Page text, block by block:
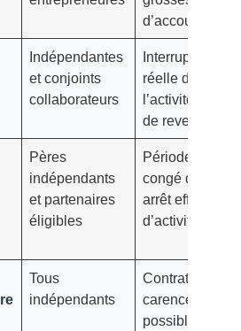
Indépendantes
et conjoints
collaborateurs
Interruption
réelle de
l’activité, seuils
de revenus
Pères
indépendants
et partenaires
éligibles
Période de
congé dédiée,
arrêt effectif
d’activité
Tous
indépendants
Contrat privé,
carence
possible